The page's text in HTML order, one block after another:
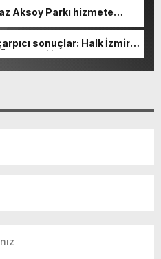
Aksoy Parkı hizmete
sonuçlar: Halk İzmirli
Eşki ilk sırada